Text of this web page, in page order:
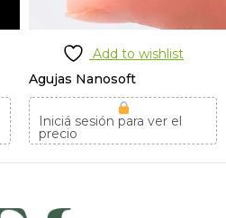
Add to wishlist
Agujas Nanosoft
Iniciá sesión para ver el
precio